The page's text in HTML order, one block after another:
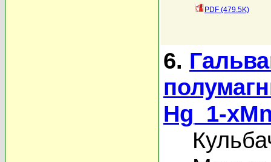
PDF (479.5K)
6.
Hg_1-